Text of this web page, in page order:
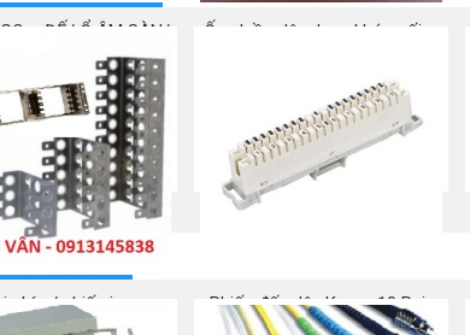
– ĐẾ/ Ổ ÂM SÀN/
BÀN ĐA NĂNG
Mua ngay
Ống luồn dây dạng khớp nối –
Mua ngay
phím/ phiến inox
50/150 (15 WAY)
Phiến đấu dây Krone 10 Pair
BỊ QUANG